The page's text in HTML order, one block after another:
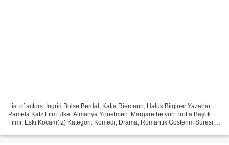
List of actors: Ingrid Bolsø Berdal, Katja Riemann, Haluk Bilginer Yazarlar:
Pamela Katz Film ülke: Almanya Yönetmen: Margarethe von Trotta Başlık
Filmi: Eski Kocam(ız) Kategori: Komedi, Drama, Romantik Gösterim Süresi: